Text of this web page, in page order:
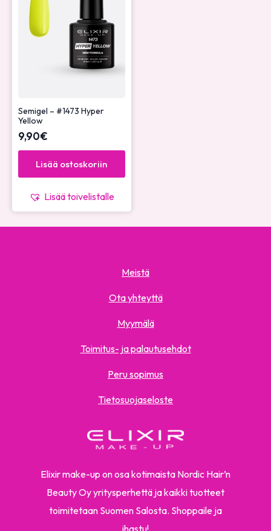
Semigel – #1473 Hyper
Yellow
9,90€
Lisää ostoskoriin
Lisää toivelistalle
Elixir make-up on osa kotimaista Nordic Hair’n
Beauty Oy yritysperhettä ja kaikki tuotteet
toimitetaan Suomen Salosta. Shoppaile ja
ihastu!
Meistä
Ota yhteyttä
Myymälä
Toimitus- ja palautusehdot
Peru sopimus
Tietosuojaseloste